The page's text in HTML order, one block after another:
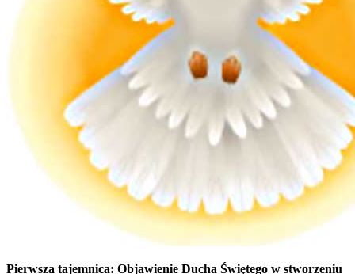
Pierwsza tajemnica: Objawienie Ducha Świętego w stworzeniu